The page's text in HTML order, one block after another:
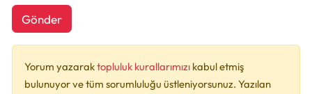
Gönder
Yorum yazaraktopluluk kurallarımızı kabul etmiş
bulunuyor ve tüm sorumluluğu üstleniyorsunuz. Yazılan